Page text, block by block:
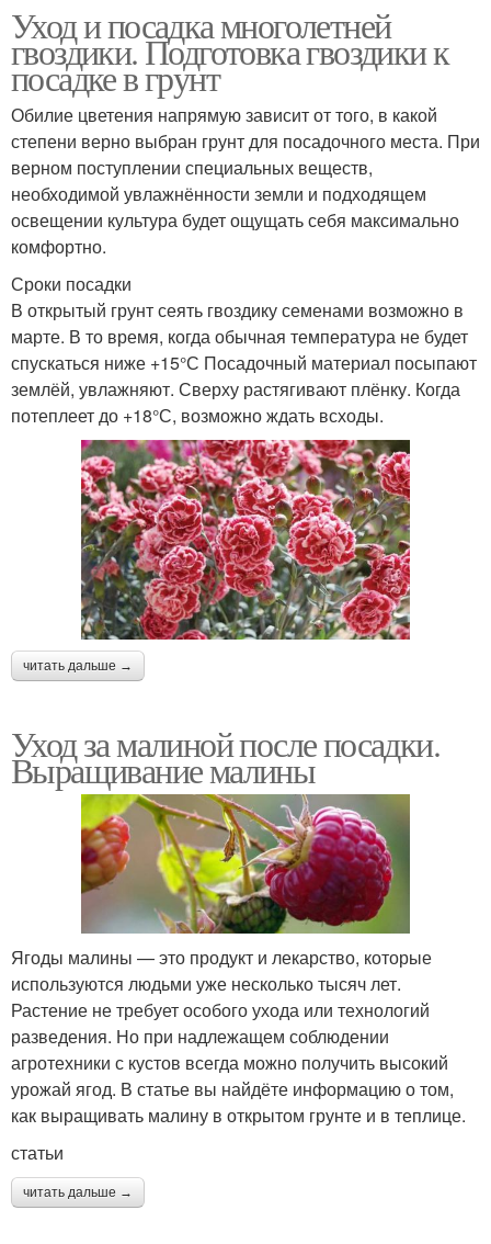
Уход и посадка многолетней
гвоздики. Подготовка гвоздики к
посадке в грунт
Обилие цветения напрямую зависит от того, в какой
степени верно выбран грунт для посадочного места. При
верном поступлении специальных веществ,
необходимой увлажнённости земли и подходящем
освещении культура будет ощущать себя максимально
комфортно.
Сроки посадки
В открытый грунт сеять гвоздику семенами возможно в
марте. В то время, когда обычная температура не будет
спускаться ниже +15°С Посадочный материал посыпают
землёй, увлажняют. Сверху растягивают плёнку. Когда
потеплеет до +18°С, возможно ждать всходы.
читать дальше →
Уход за малиной после посадки.
Выращивание малины
Ягоды малины — это продукт и лекарство, которые
используются людьми уже несколько тысяч лет.
Растение не требует особого ухода или технологий
разведения. Но при надлежащем соблюдении
агротехники с кустов всегда можно получить высокий
урожай ягод. В статье вы найдёте информацию о том,
как выращивать малину в открытом грунте и в теплице.
статьи
читать дальше →